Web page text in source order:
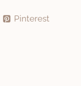
Pinterest